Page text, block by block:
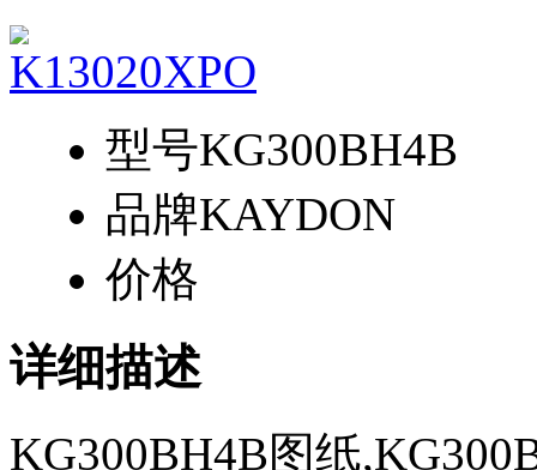
型号KG300BH4B
品牌KAYDON
价格
详细描述
KG300BH4B图纸